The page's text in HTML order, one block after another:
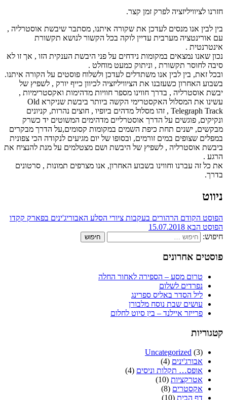
חזרנו לציוויליזציה לפרק זמן קצר.
בין לבין אנו מנסים לעדכן את שקורה איתנו, מסתבר שיבשת אוסטרליה ,
עם אורינטציה מערבית עדיין לוקה בכל הקשור לנושא תקשורת
אינטרנטית .
נכון שאנו נמצאים במקומות נידחים על פני היבשת הענקית הזו , אך זו לא
סיבה לחוסר תקשורת , וניתוק כמעט מוחלט .
ובכל זאת, בין לבין אנו משתדלים לעדכן ולשלוח פוסטים על הקורה איתנו.
בשבוע האחרון כשעזבנו את הציוויליזציה לכיוון כייף יורק , לשפיץ של
יבשת אוסטרליה , בדרך חווינו מספר חוויות מדהימות ואקסטרימיות ,
עשינו את המסלול האקסטרימי הקשה ביותר ביבשת שניקרא Old
Telegraph Track , זהו מסלול מדהים ביופיו , חוצים נהרות, קניונים
ונקיקים, פוגשים על הדרך אוסטרליים מדהימים המשוטים יד כשרק
מבקשים, ישנים תחת כיפת השמים במקומות קסומים,על הדרך מבקרים
במפלים שצופים במים זורמים, ובסופו של יום מגיעים לנקודה הכי צפונית
ביבשת אוסטרליה , לשפיץ של היבשת ושם מצטלמים על מנת להנציח את
הרגע .
את כל זה עברנו וחווינו בשבוע האחרון, אנו מצרפים תמונות , סרטונים
בדרך.
ניווט
הפוסט הקודם הרהורים בעקבות ציורי הסלע האבוריג'ינים בפארק קקדו
הפוסט הבא 15.07.2018
חיפוש:
פוסטים אחרונים
טרום מסע – הספירה לאחור החלה
נפרדים לשלום
ליל הסדר באליס ספרינג
עושים שבת נוסח מלבורן
פרייזר איילנד – בין סיוט לחלום
קטגוריות
Uncategorized (3)
אבורג'ינים (4)
אופס… תקלות וניסים (4)
אטרקציות (10)
אקסטרים (8)
דף הבית (10)